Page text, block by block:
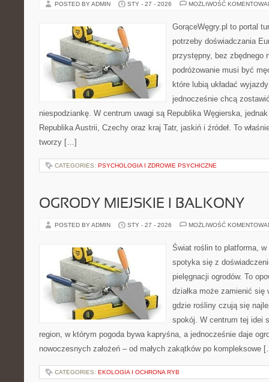
POSTED BY ADMIN STY - 27 - 2026 MOŻLIWOŚĆ
GorąceWęgry.pl to portal
potrzeby doświadczania
przystępny, bez zbędnego
podróżowanie musi być
które lubią układać
jednocześnie chcą
niespodziankę. W centrum uwagi są Republika Węgierska,
Republika Austrii, Czechy oraz kraj Tatr, jaskiń i źródeł. To
tworzy […]
CATEGORIES: PSYCHOLOGIA I ZDROWIE PSYCHICZNE
OGRODY MIEJSKIE I BALKONY
POSTED BY ADMIN STY - 27 - 2026 MOŻLIWOŚĆ
Świat roślin to platforma, w
spotyka się z
pielęgnacji ogrodów. To
działka może zamienić się
gdzie rośliny czują się
spokój. W centrum tej idei
region, w którym pogoda bywa kapryśna, a jednocześnie daje
nowoczesnych założeń – od małych zakątków po kompleksowe
CATEGORIES: EKOLOGIA I OCHRONA RYB